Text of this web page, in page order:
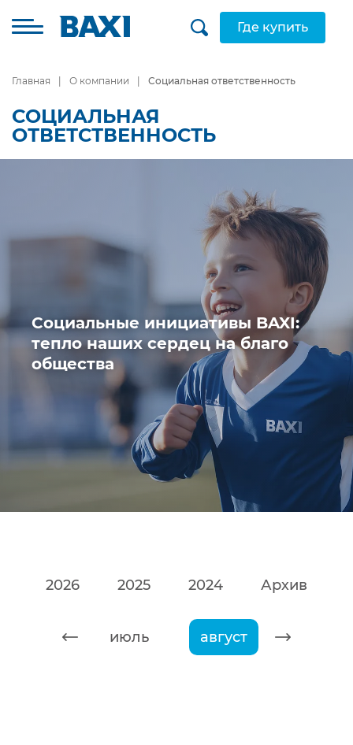
Где купить
Главная О компании Социальная ответственность
СОЦИАЛЬНАЯ
ОТВЕТСТВЕННОСТЬ
Социальные инициативы BAXI:
тепло наших сердец на благо
общества
2026 2025 2024 Архив
июль август